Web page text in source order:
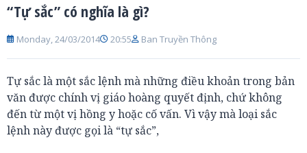
“Tự sắc” có nghĩa là gì?
Monday, 24/03/2014 20:55 Ban Truyền Thông
Tự sắc là một sắc lệnh mà những điều khoản trong bản
văn được chính vị giáo hoàng quyết định, chứ không
đến từ một vị hồng y hoặc cố vấn. Vì vậy mà loại sắc
lệnh này được gọi là “tự sắc”,